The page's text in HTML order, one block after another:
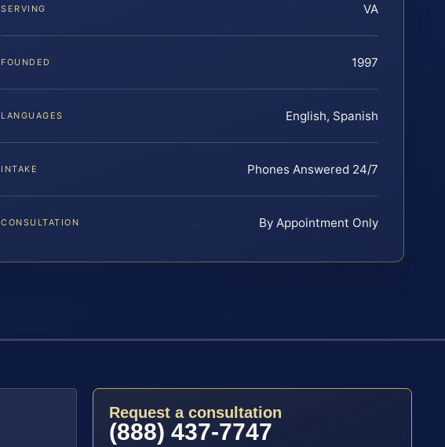
SERVING VA
FOUNDED 1997
LANGUAGES English, Spanish
INTAKE Phones Answered 24/7
CONSULTATION By Appointment Only
Request a consultation
(888) 437-7747